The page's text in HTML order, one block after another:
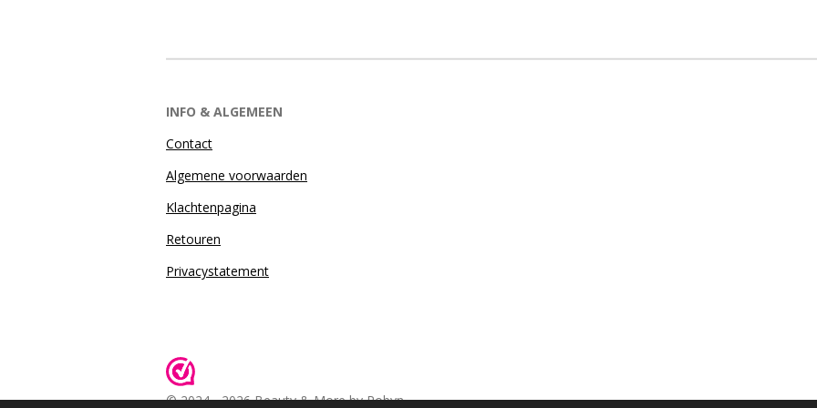
INFO & ALGEMEEN
Contact
Algemene voorwaarden
Klachtenpagina
Retouren
Privacystatement
© 2024 - 2026 Beauty & More by Robyn